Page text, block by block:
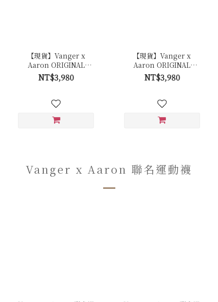
【現貨】Vanger x
Aaron ORIGINAL
Trainer 白色經典復古休
閒鞋 - Ca006卵石白(牛皮
NT$3,980
【現貨】Vanger x
Aaron ORIGINAL
Trainer 白色經典復古休
閒鞋 - Ca006皚白色(膠底)
NT$3,980
Vanger x Aaron 聯名運動襪